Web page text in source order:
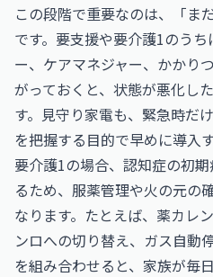
この段階で重要なのは、「ま
です。要支援や要介護1のう
ー、ケアマネジャー、かかり
がっておくと、状態が悪化し
す。見守り家電も、緊急時だ
を把握する目的で早めに導入
要介護1の場合、認知症の初
るため、服薬管理や火の元の
なります。たとえば、薬カレ
ンロへの切り替え、ガス自動
を組み合わせると、家族が毎